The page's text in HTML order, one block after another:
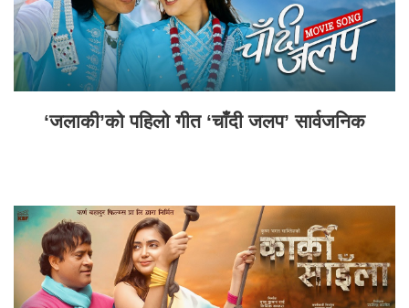
‘जलाकी’को पहिलो गीत ‘चाँदी जलप’ सार्वजनिक